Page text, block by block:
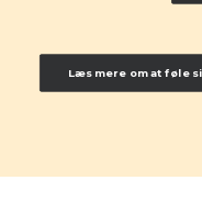
Læs mere om at føle